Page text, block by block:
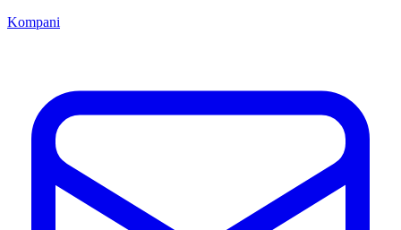
Kompani